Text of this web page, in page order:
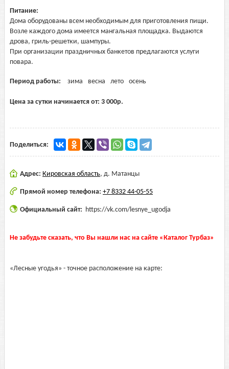
Питание:
Дома оборудованы всем необходимым для приготовления пищи.
Возле каждого дома имеется мангальная площадка. Выдаются
дрова, гриль-решетки, шампуры.
При организации праздничных банкетов предлагаются услуги
повара.
Период работы: зима весна лето осень
Цена за сутки начинается от: 3 000р.
Поделиться:
Адрес: Кировская область, д. Матанцы
Прямой номер телефона: +7 8332 44-05-55
Официальный сайт: https://vk.com/lesnye_ugodja
Не забудьте сказать, что Вы нашли нас на сайте «Каталог Турбаз»
«Лесные угодья» - точное расположение на карте: